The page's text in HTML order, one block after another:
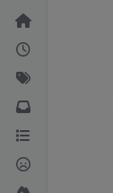
Skip to content